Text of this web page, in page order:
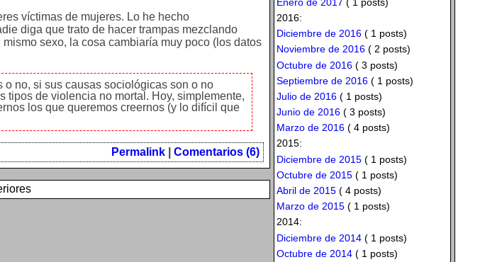
víctimas de mujeres. Lo he hecho
diga que trato de hacer trampas mezclando
sexo, la cosa cambiaría muy poco (los datos
no, si sus causas sociológicas son o no
tipos de violencia no mortal. Hoy, simplemente,
los que queremos creernos (y lo difícil que
Permalink Comentarios (6)
2016:
Diciembre de 2016( 1 posts)
Noviembre de 2016( 2 posts)
Octubre de 2016( 3 posts)
Septiembre de 2016( 1 posts)
Julio de 2016( 1 posts)
Junio de 2016( 3 posts)
Marzo de 2016( 4 posts)
2015:
Diciembre de 2015( 1 posts)
Octubre de 2015( 1 posts)
Abril de 2015( 4 posts)
Marzo de 2015( 1 posts)
2014:
Diciembre de 2014( 1 posts)
Octubre de 2014( 1 posts)